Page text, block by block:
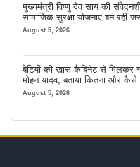
मुख्यमंत्री विष्णु देव साय की
सामाजिक सुरक्षा योजनाएं बन रहीं
मजबूत सहारा
August 5, 2026
बेटियों की खास कैबिनेट से मिलकर
मोहन यादव, बताया कितना और
August 5, 2026